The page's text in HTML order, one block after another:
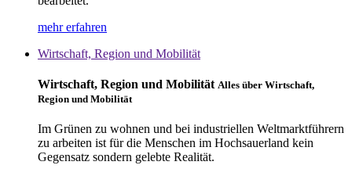
mehr erfahren
Wirtschaft, Region und Mobilität
Wirtschaft, Region und Mobilität Alles über Wirtschaft,
Region und Mobilität
Im Grünen zu wohnen und bei industriellen Weltmarktführern
zu arbeiten ist für die Menschen im Hochsauerland kein
Gegensatz sondern gelebte Realität.